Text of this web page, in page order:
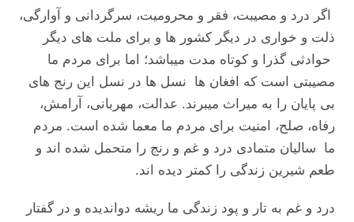
اگر درد و مصیبت، فقر و محرومیت، سرگردانی و آوارگی،
ذلت و خواری در دیگر کشور ها و برای ملت‌ های دیگر
حوادثی گذرا و کوتاه مدت میباشد؛ اما برای مردم ما
مصیبتی است که افغان ‌ها نسل‌ ها در نسل این رنج‌ های
بی‌ پایان را به میراث میبرند. عدالت، مهربانی، آرامش،
رفاه، صلح، امنیت برای مردم ما معما شده است. مردم
ما سالیان متمادی درد و غم و رنج را متحمل شده اند و
طعم شیرین زندگی را کمتر دیده اند.
درد و غم به تار و پود زندگی ما ریشه دواندیده و در گفتار